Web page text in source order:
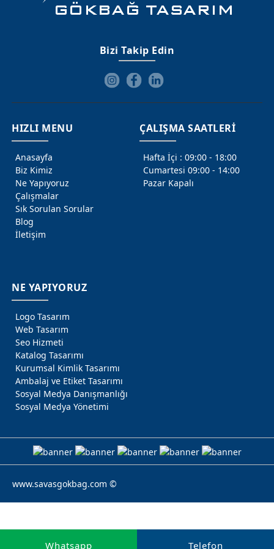
güçlendiriyoruz.
dijital dünyada fark yaratan bir
Hizmetlerimizi Gör
ediyoruz.
Hemen Keşfet
Marka
Yönetimi
100% Çözümler
Her müşteri benzersizdir, ihtiyaçlarınıza özel çözümler
sunarak markanızın gereksimlerini karşılıyoruz.
Logo Tasarımı
Sosyal Medya
Yönetimi
Web Tasarım
Gökbağ Tasarım
Whatsapp Telefon
Bizi Takip Edin
HIZLI MENU
Anasayfa
Biz Kimiz
Ne Yapıyoruz
Çalışmalar
Sık Sorulan Sorular
Blog
İletişim
ÇALIŞMA SAATLERİ
Hafta İçi : 09:00 - 18:00
Cumartesi 09:00 - 14:00
Pazar Kapalı
NE YAPIYORUZ
Logo Tasarım
Web Tasarım
Seo Hizmeti
Katalog Tasarımı
Kurumsal Kimlik Tasarımı
Ambalaj ve Etiket Tasarımı
Sosyal Medya Danışmanlığı
Sosyal Medya Yönetimi
www.savasgokbag.com ©